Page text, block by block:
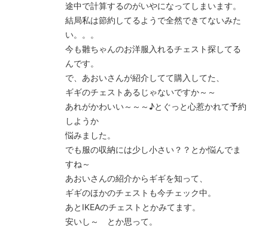
途中で計算するのがいやになってしまいます。
結局私は節約してるようで全然できてないみた
い。。。
今も雛ちゃんのお洋服入れるチェスト探してる
んです。
で、あおいさんが紹介してて購入してた、
ギギのチェストあるじゃないですか～～
あれがかわいい～～～♪とぐっと心惹かれて予約
しようか
悩みました。
でも服の収納には少し小さい？？とか悩んでま
すね～
あおいさんの紹介からギギを知って、
ギギのほかのチェストも今チェック中。
あとIKEAのチェストとかみてます。
安いし～ とか思って。